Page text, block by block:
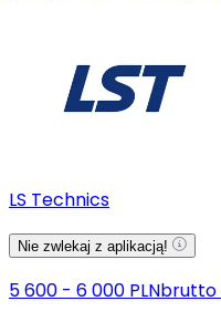
LS Technics
Nie zwlekaj z aplikacją!
5 600 - 6 000 PLNbrutto